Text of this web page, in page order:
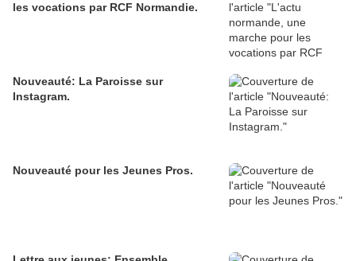
les vocations par RCF Normandie.
Nouveauté: La Paroisse sur
Instagram.
Nouveauté pour les Jeunes Pros.